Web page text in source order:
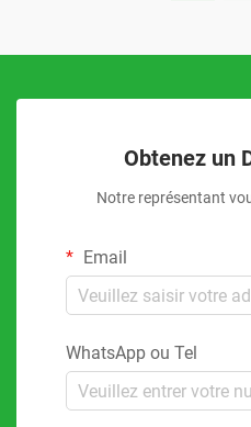
Obtenez un
Notre représentant
Email
WhatsApp ou Tel